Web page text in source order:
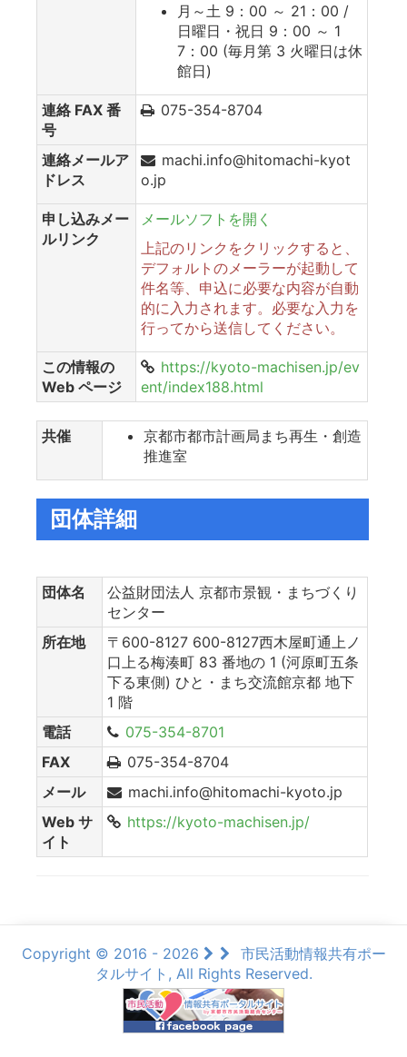
月～土 9：00 ～ 21：00 /
日曜日・祝日 9：00 ～ 1
7：00 (毎月第 3 火曜日は休
館日)
連絡 FAX 番
号
075-354-8704
連絡メールア
ドレス
machi.info@hitomachi-kyot
o.jp
申し込みメー
ルリンク
メールソフトを開く
上記のリンクをクリックすると、
デフォルトのメーラーが起動して
件名等、申込に必要な内容が自動
的に入力されます。必要な入力を
行ってから送信してください。
この情報の
Web ページ
https://kyoto-machisen.jp/ev
ent/index188.html
共催
京都市都市計画局まち再生・創造
推進室
団体詳細
団体名
公益財団法人 京都市景観・まちづくり
センター
所在地
〒600-8127 600-8127西木屋町通上ノ
口上る梅湊町 83 番地の 1 (河原町五条
下る東側) ひと・まち交流館京都 地下
1 階
電話
075-354-8701
FAX
075-354-8704
メール
machi.info@hitomachi-kyoto.jp
Web サ
イト
https://kyoto-machisen.jp/
Copyright © 2016 - 2026
市民活動情報共有ポー
タルサイト, All Rights Reserved.